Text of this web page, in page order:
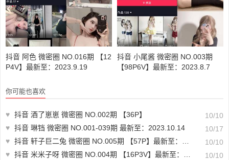
抖音 阿色 微密圈 NO.016期 【12
P4V】最新至：2023.9.19
抖音 小尾酱 微密圈 NO.003期
【98P6V】最新至：2023.8.7
你可能也喜欢
♥ 抖音 酒了崽崽 微密圈 NO.002期 【36P】
10/10
♥ 抖音 琳铛 微密圈 NO.001-039期 最新至：2023.10.14
10/17
♥ 抖音 轩子巨二兔 微密圈 NO.005期 【57P】最新至：2023.8.27
10/10
♥ 抖音 米米子呀 微密圈 NO.004期 【16P3V】最新至：2023.5.23
10/10